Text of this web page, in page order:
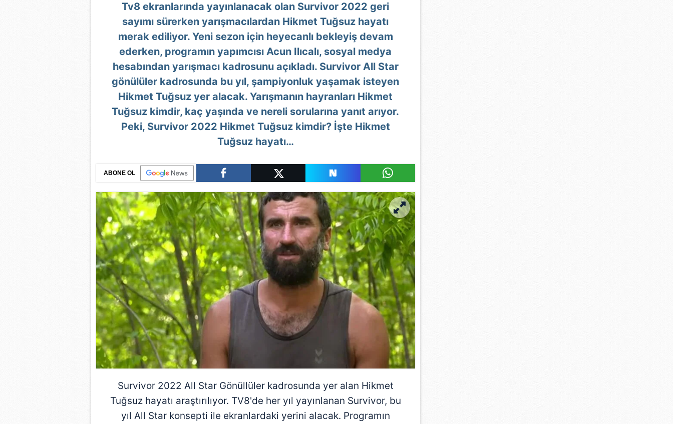
Tv8 ekranlarında yayınlanacak olan Survivor 2022 geri
sayımı sürerken yarışmacılardan Hikmet Tuğsuz hayatı
merak ediliyor. Yeni sezon için heyecanlı bekleyiş devam
ederken, programın yapımcısı Acun Ilıcalı, sosyal medya
hesabından yarışmacı kadrosunu açıkladı. Survivor All Star
gönülüler kadrosunda bu yıl, şampiyonluk yaşamak isteyen
Hikmet Tuğsuz yer alacak. Yarışmanın hayranları Hikmet
Tuğsuz kimdir, kaç yaşında ve nereli sorularına yanıt arıyor.
Peki, Survivor 2022 Hikmet Tuğsuz kimdir? İşte Hikmet
Tuğsuz hayatı…
ABONE OL
Survivor 2022 All Star Gönüllüler kadrosunda yer alan Hikmet
Tuğsuz hayatı araştırılıyor. TV8'de her yıl yayınlanan Survivor, bu
yıl All Star konsepti ile ekranlardaki yerini alacak. Programın